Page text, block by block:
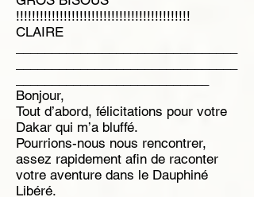
!!!!!!!!!!!!!!!!!!!!!!!!!!!!!!!!!!!!!!!!!!!!
CLAIRE
Bonjour,
Tout d’abord, félicitations pour votre
Dakar qui m’a bluffé.
Pourrions-nous nous rencontrer,
assez rapidement afin de raconter
votre aventure dans le Dauphiné
Libéré.